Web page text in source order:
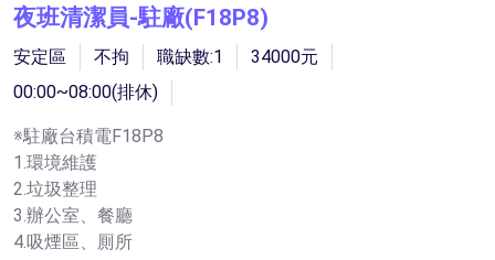
夜班清潔員-駐廠(F18P8)
安定區 不拘 職缺數:1
34000元
00:00~08:00(排休)
※駐廠台積電F18P8
1.環境維護
2.垃圾整理
3.辦公室、餐廳
4.吸煙區、厠所